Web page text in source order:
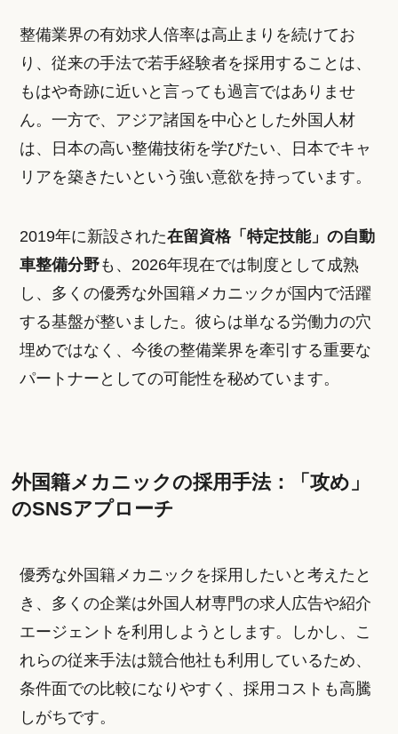
整備業界の有効求人倍率は高止まりを続けてお
り、従来の手法で若手経験者を採用することは、
もはや奇跡に近いと言っても過言ではありませ
ん。一方で、アジア諸国を中心とした外国人材
は、日本の高い整備技術を学びたい、日本でキャ
リアを築きたいという強い意欲を持っています。
2019年に新設された在留資格「特定技能」の自動
車整備分野も、2026年現在では制度として成熟
し、多くの優秀な外国籍メカニックが国内で活躍
する基盤が整いました。彼らは単なる労働力の穴
埋めではなく、今後の整備業界を牽引する重要な
パートナーとしての可能性を秘めています。
外国籍メカニックの採用手法：「攻め」
のSNSアプローチ
優秀な外国籍メカニックを採用したいと考えたと
き、多くの企業は外国人材専門の求人広告や紹介
エージェントを利用しようとします。しかし、こ
れらの従来手法は競合他社も利用しているため、
条件面での比較になりやすく、採用コストも高騰
しがちです。